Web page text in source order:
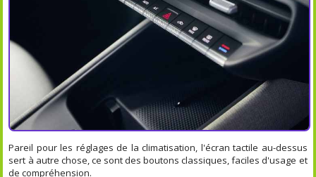
Pareil pour les réglages de la climatisation, l'écran tactile au-dessus
sert à autre chose, ce sont des boutons classiques, faciles d'usage et
de compréhension.